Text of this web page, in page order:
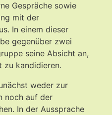
Gespräche sowie
mit der
In einem dieser
gegenüber zwei
seine Absicht an,
zu kandidieren.
weder zur
noch auf der
In der Aussprache